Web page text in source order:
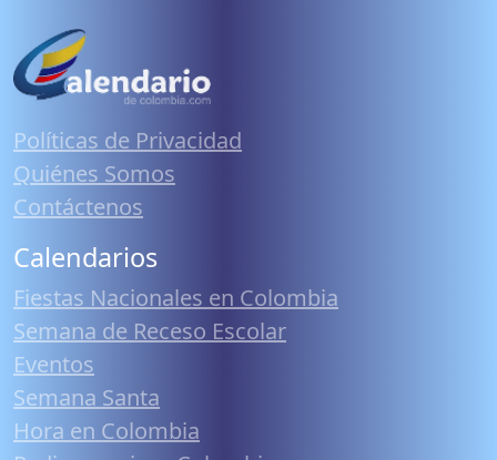
Políticas de Privacidad
Quiénes Somos
Contáctenos
Calendarios
Fiestas Nacionales en Colombia
Semana de Receso Escolar
Eventos
Semana Santa
Hora en Colombia